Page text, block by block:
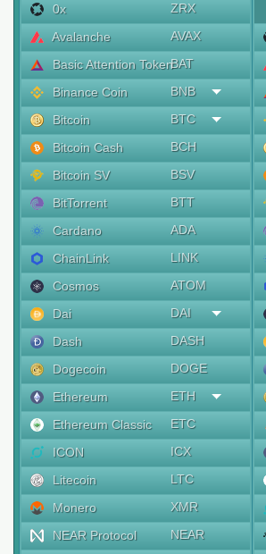
0x
ZRX
Avalanche
AVAX
Basic Attention TokenBAT
Binance Coin
BNB
Bitcoin
BTC
Bitcoin Cash
BCH
Bitcoin SV
BSV
BitTorrent
BTT
Cardano
ADA
ChainLink
LINK
Cosmos
ATOM
Dai
DAI
Dash
DASH
Dogecoin
DOGE
Ethereum
ETH
Ethereum Classic
ETC
ICON
ICX
Litecoin
LTC
Monero
XMR
NEAR Protocol
NEAR